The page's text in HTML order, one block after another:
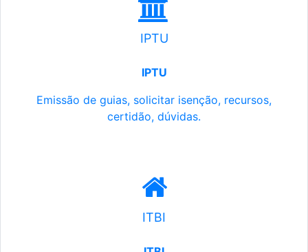
IPTU
IPTU
Emissão de guias, solicitar isenção, recursos,
certidão, dúvidas.
ITBI